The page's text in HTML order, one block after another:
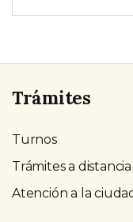
Trámites
Turnos
Trámites a distancia
Atención a la